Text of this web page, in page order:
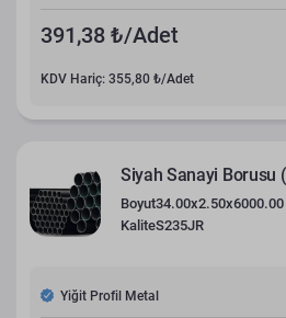
391,38 ₺/Adet
KDV Hariç: 355,80 ₺/Adet
Siyah Sanayi Borusu
Boyut34.00x2.50x6000.00
KaliteS235JR
Yiğit Profil Metal